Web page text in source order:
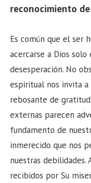
reconocimiento
Es común que el ser
acercarse a Dios
desesperación. No
espiritual nos invita a
rebosante de
externas parecen
fundamento de
inmerecido que nos
nuestras debilidades.
recibidos por Su